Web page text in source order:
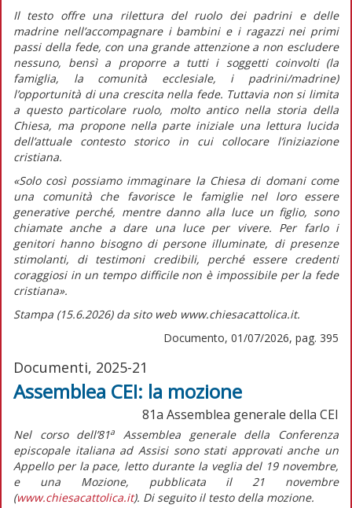
Il testo offre una rilettura del ruolo dei padrini e delle
madrine nell’accompagnare i bambini e i ragazzi nei primi
passi della fede, con una grande attenzione a non escludere
nessuno, bensì a proporre a tutti i soggetti coinvolti (la
famiglia, la comunità ecclesiale, i padrini/madrine)
l’opportunità di una crescita nella fede. Tuttavia non si limita
a questo particolare ruolo, molto antico nella storia della
Chiesa, ma propone nella parte iniziale una lettura lucida
dell’attuale contesto storico in cui collocare l’iniziazione
cristiana.
«Solo così possiamo immaginare la Chiesa di domani come
una comunità che favorisce le famiglie nel loro essere
generative perché, mentre danno alla luceun figlio, sono
chiamate anche adare una luce per vivere. Per farlo i
genitori hanno bisogno di persone illuminate, di presenze
stimolanti, di testimoni credibili, perché essere credenti
coraggiosi in un tempo difficile non è impossibile per la fede
cristiana».
Stampa (15.6.2026) da sito web www.chiesacattolica.it.
Documento, 01/07/2026, pag. 395
Documenti, 2025-21
Assemblea CEI: la mozione
81a Assemblea generale della CEI
Nel corso dell’81a
Assemblea generale della Conferenza
episcopale italiana ad Assisi sono stati approvati anche un
Appello per la pace, letto durante la veglia del 19 novembre,
e una Mozione, pubblicata il 21 novembre
(www.chiesacattolica.it). Di seguito il testo della mozione.